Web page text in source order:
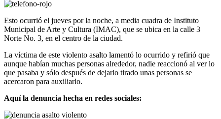
Esto ocurrió el jueves por la noche, a media cuadra de Instituto
Municipal de Arte y Cultura (IMAC), que se ubica en la calle 3
Norte No. 3, en el centro de la ciudad.
La víctima de este violento asalto lamentó lo ocurrido y refirió que
aunque habían muchas personas alrededor, nadie reaccionó al ver lo
que pasaba y sólo después de dejarlo tirado unas personas se
acercaron para auxiliarlo.
Aquí la denuncia hecha en redes sociales: